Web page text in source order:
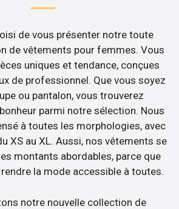
de vous présenter notre toute
de vêtements pour femmes. Vous
uniques et tendance, conçues
de professionnel. Que vous soyez
ou pantalon, vous trouverez
parmi notre sélection. Nous
à toutes les morphologies, avec
XS au XL. Aussi, nos vêtements se
montants abordables, parce que
la mode accessible à toutes.
notre nouvelle collection de